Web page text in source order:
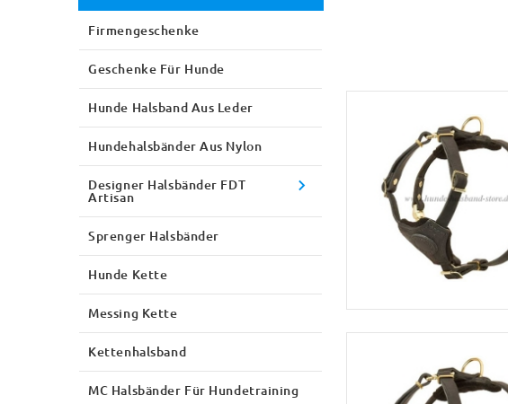
Firmengeschenke
Geschenke Für Hunde
Hunde Halsband Aus Leder
Hundehalsbänder Aus Nylon
Designer Halsbänder FDT
Artisan
Sprenger Halsbänder
Hunde Kette
Messing Kette
Kettenhalsband
MC Halsbänder Für Hundetraining